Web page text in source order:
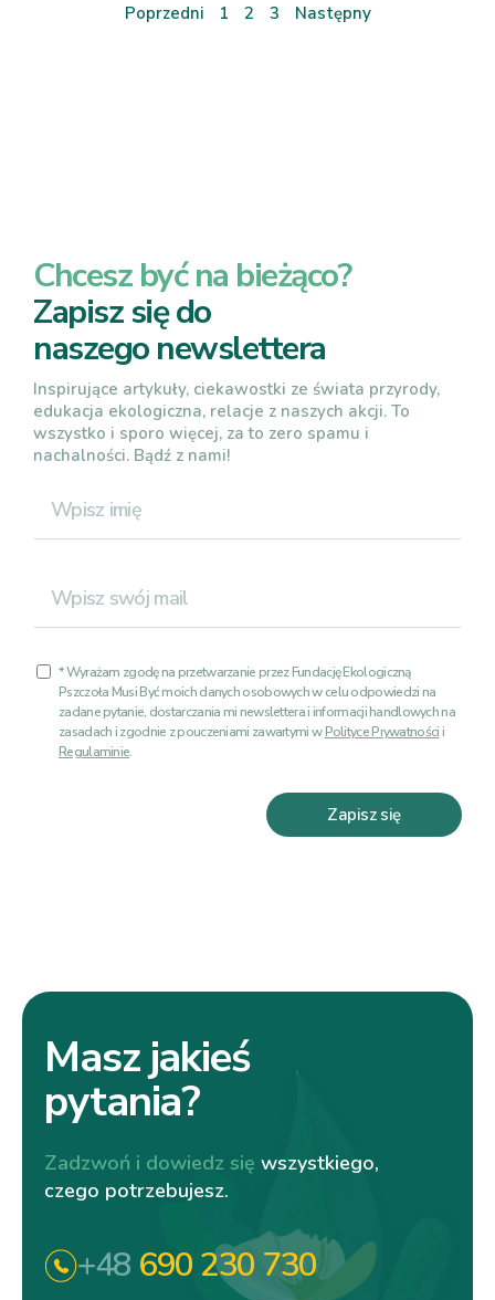
Poprzedni 1 2 3 Następny
Chcesz być na bieżąco?
Zapisz się do
naszego newslettera
Inspirujące artykuły, ciekawostki ze świata przyrody,
edukacja ekologiczna, relacje z naszych akcji. To
wszystko i sporo więcej, za to zero spamu i
nachalności. Bądź z nami!
* Wyrażam zgodę na przetwarzanie przez Fundację Ekologiczną
Pszczoła Musi Być moich danych osobowych w celu odpowiedzi na
zadane pytanie, dostarczania mi newslettera i informacji handlowych na
zasadach i zgodnie z pouczeniami zawartymi wPolityce Prywatnościi
Regulaminie.
Zapisz się
Masz jakieś
pytania?
Zadzwoń i dowiedz się wszystkiego,
czego potrzebujesz.
+48 690 230 730